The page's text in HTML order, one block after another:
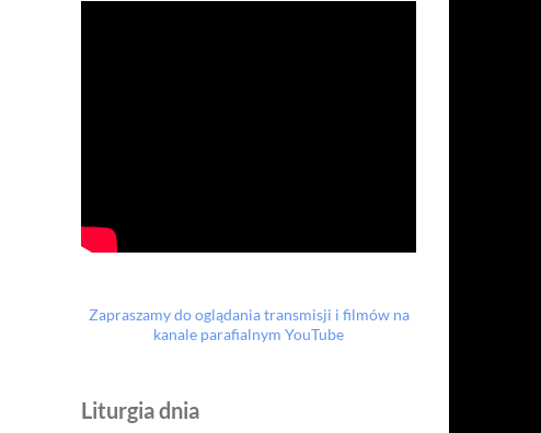
Zapraszamy do oglądania transmisji i filmów na
kanale parafialnym YouTube
Liturgia dnia